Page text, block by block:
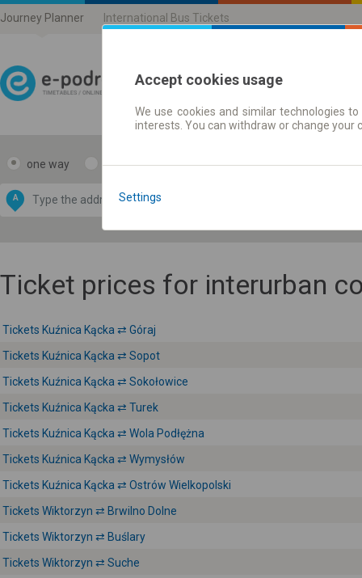
Journey Planner International Bus Tickets
Journey planner |
one way return
A
by
OpenStreetMap
Ticket prices for interurban
Tickets Kuźnica Kącka ⇄ Góraj
Tickets Kuźnica Kącka ⇄ Sopot
Tickets Kuźnica Kącka ⇄ Sokołowice
Tickets Kuźnica Kącka ⇄ Turek
Tickets Kuźnica Kącka ⇄ Wola Podłężna
Tickets Kuźnica Kącka ⇄ Wymysłów
Tickets Kuźnica Kącka ⇄ Ostrów Wielkopolski
Tickets Wiktorzyn ⇄ Brwilno Dolne
Tickets Wiktorzyn ⇄ Buślary
Tickets Wiktorzyn ⇄ Suche
Accept cookies usage
We use cookies and similar technologies
interests. You can withdraw or change
Settings